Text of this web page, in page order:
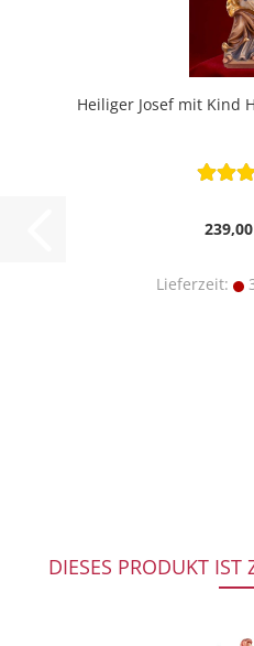
Heiliger Josef mit Kind
Lieferzeit:
DIESES PRODUKT